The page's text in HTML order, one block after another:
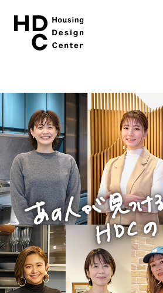
本
文
ッ
HDC
インフォーメーション
HDCとは